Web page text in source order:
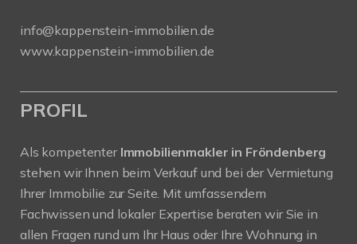
info@kappenstein-immobilien.de
www.kappenstein-immobilien.de
PROFIL
Als kompetenter Immobilienmakler in Fröndenberg
stehen wir Ihnen beim Verkauf und bei der Vermietung
Ihrer Immobilie zur Seite. Mit umfassendem
Fachwissen und lokaler Expertise beraten wir Sie in
allen Fragen rund um Ihr Haus oder Ihre Wohnung in